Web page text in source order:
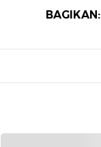
BAGIKAN: